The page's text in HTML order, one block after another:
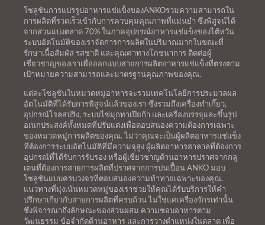
โซลูชันการแปรรูปอาหารแช่แข็งของANKOรวมความสามารถใน
การผลิตที่รวดเร็วเข้ากับการควบคุมคุณภาพที่แม่นยำ ซึ่งพิสูจน์ได้
จากส่วนแบ่งตลาด 70% ในภาคอุปกรณ์อาหารแช่แข็งของไต้หวัน
ระบบอัตโนมัติของเราจัดการการผลิตในปริมาณมากในขณะที่
รักษาเนื้อสัมผัส รสชาติ และคุณค่าทางโภชนาการ ติดต่อผู้
เชี่ยวชาญของเราเพื่อออกแบบสายการผลิตอาหารแช่แข็งที่ตรงตาม
เป้าหมายความสามารถและมาตรฐานคุณภาพของคุณ.
แต่ละโซลูชันในหมวดหมู่อาหารจะรวมเทคโนโลยีการประมวลผล
อัตโนมัติที่ได้รับการพิสูจน์แล้วของเรา ซึ่งรวมถึงเครื่องทำเกี๊ยว,
อุปกรณ์โรลสปริง, ระบบไข่มุกทาเปียก้า และเครื่องบรรจุและขึ้นรูป
อเนกประสงค์ทั้งหมดที่ปรับแต่งเพื่อตอบสนองความต้องการเฉพาะ
ของหมวดหมู่การผลิตของคุณ. ไม่ว่าคุณจะเป็นผู้ผลิตอาหารแช่แข็ง
ที่ต้องการระบบอัตโนมัติที่มีความจุสูง ผู้ผลิตอาหารฮาลาลที่ต้องการ
อุปกรณ์ที่ได้รับการรับรอง หรือผู้เชี่ยวชาญด้านอาหารปราศจากกลู
เตนที่ต้องการสายการผลิตที่ปราศจากการปนเปื้อน ANKO มอบ
โซลูชันแบบครบวงจรที่ตอบสนองความท้าทายเฉพาะของคุณ.
แนวทางที่มุ่งเน้นหมวดหมู่ของเราช่วยให้คุณได้รับบริการให้คำ
ปรึกษาเกี่ยวกับสายการผลิตที่ครบถ้วน ไม่ใช่แค่เครื่องจักรเท่านั้น
ซึ่งพิจารณาถึงลักษณะของส่วนผสม ความชอบอาหารตาม
วัฒนธรรม ข้อจำกัดด้านอาหาร และการวางตำแหน่งในตลาด เพื่อ